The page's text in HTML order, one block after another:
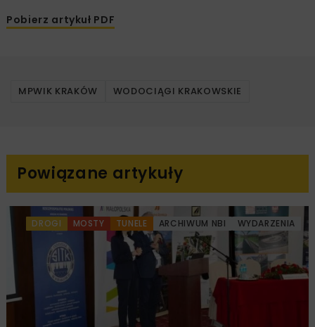
Pobierz artykuł PDF
MPWIK KRAKÓW WODOCIĄGI KRAKOWSKIE
Powiązane artykuły
DROGI MOSTY TUNELE ARCHIWUM NBI WYDARZENIA